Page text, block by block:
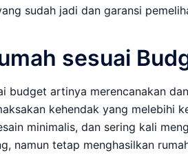
sudah jadi dan garansi
sesuai
budget artinya merencanakan
kehendak yang melebihi
minimalis, dan sering kali
namun tetap menghasilkan